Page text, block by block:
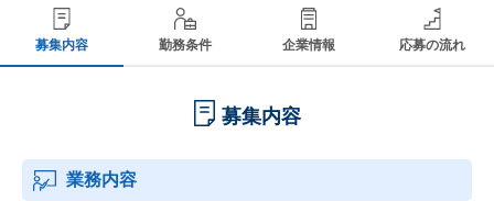
募集内容 勤務条件 企業情報 応募の流れ
募集内容
業務内容